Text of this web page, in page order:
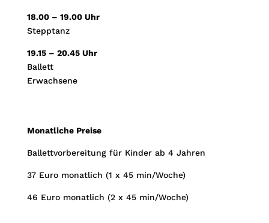
18.00 – 19.00 Uhr
Stepptanz
19.15 – 20.45 Uhr
Ballett
Erwachsene
Monatliche Preise
Ballettvorbereitung für Kinder ab 4 Jahren
37 Euro monatlich (1 x 45 min/Woche)
46 Euro monatlich (2 x 45 min/Woche)